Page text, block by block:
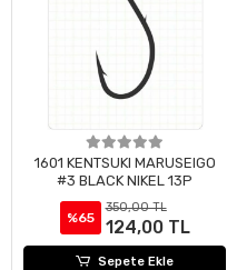
1601 KENTSUKI MARUSEIGO
#3 BLACK NIKEL 13P
%65
350,00 TL
124,00 TL
Sepete Ekle